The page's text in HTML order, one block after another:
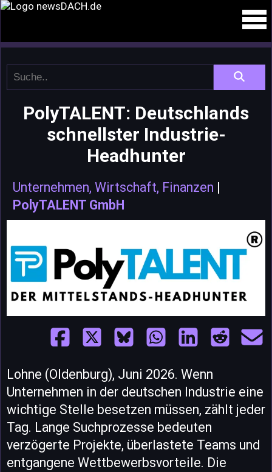
PolyTALENT: Deutschlands
schnellster Industrie-
Headhunter
Unternehmen, Wirtschaft, Finanzen |
PolyTALENT GmbH
Lohne (Oldenburg), Juni 2026. Wenn
Unternehmen in der deutschen Industrie eine
wichtige Stelle besetzen müssen, zählt jeder
Tag. Lange Suchprozesse bedeuten
verzögerte Projekte, überlastete Teams und
entgangene Wettbewerbsvorteile. Die